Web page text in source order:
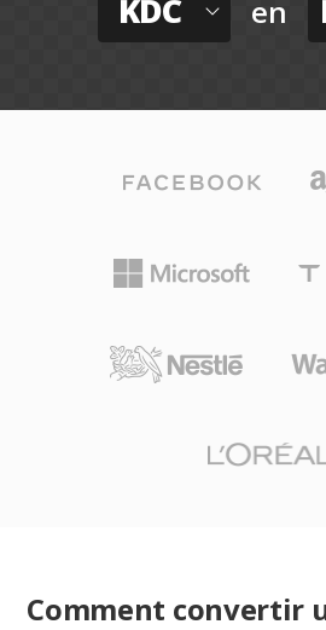
KDC en
Comment convertir